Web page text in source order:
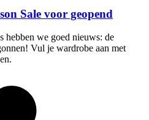
Sale voor geopend
hebben we goed nieuws: de
Vul je wardrobe aan met